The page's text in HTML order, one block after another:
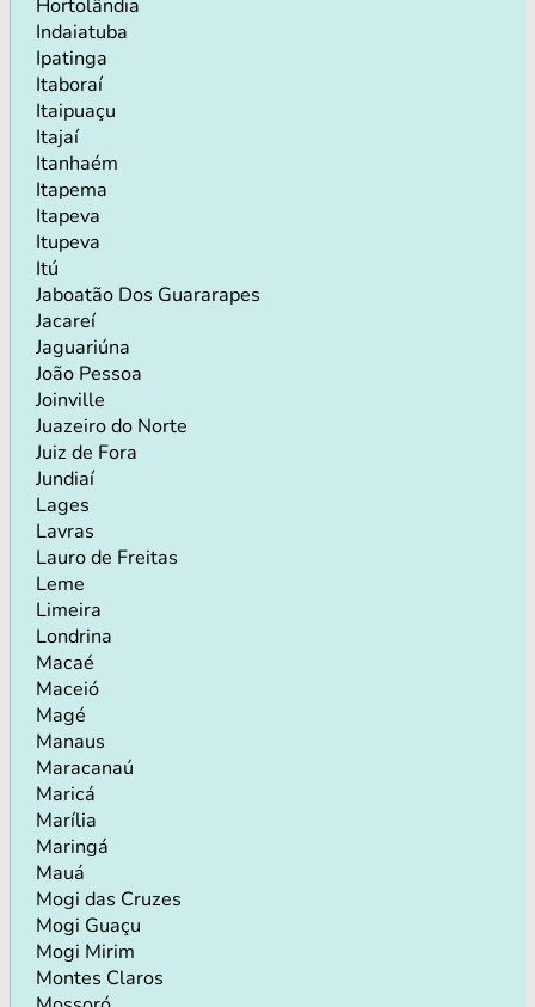
Hortolândia
Indaiatuba
Ipatinga
Itaboraí
Itaipuaçu
Itajaí
Itanhaém
Itapema
Itapeva
Itupeva
Itú
Jaboatão Dos Guararapes
Jacareí
Jaguariúna
João Pessoa
Joinville
Juazeiro do Norte
Juiz de Fora
Jundiaí
Lages
Lavras
Lauro de Freitas
Leme
Limeira
Londrina
Macaé
Maceió
Magé
Manaus
Maracanaú
Maricá
Marília
Maringá
Mauá
Mogi das Cruzes
Mogi Guaçu
Mogi Mirim
Montes Claros